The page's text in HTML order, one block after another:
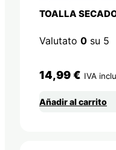
TOALLA
Valutato 0 su 5
14,99€ IVA
Añadir al carrito